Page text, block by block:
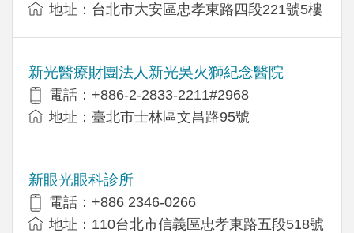
地址：台北市大安區忠孝東路四段221號5樓
新光醫療財團法人新光吳火獅紀念醫院
電話：+886-2-2833-2211#2968
地址：臺北市士林區文昌路95號
新眼光眼科診所
電話：+886 2346-0266
地址：110台北市信義區忠孝東路五段518號